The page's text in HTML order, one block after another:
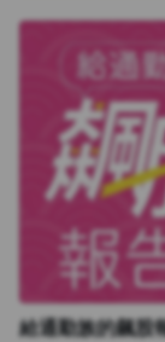
給通勤族的飆股